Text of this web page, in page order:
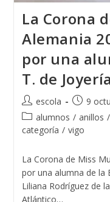
La Corona
Alemania
por una
T. de
Autor
de
la
entrada:
escola
de
la
entrada:
9
Categoría
de
entrada:
alumnos / anillos /
categoría / vigo
La Corona de Miss
por una alumna de la
Liliana Rodríguez de
Atlántico…